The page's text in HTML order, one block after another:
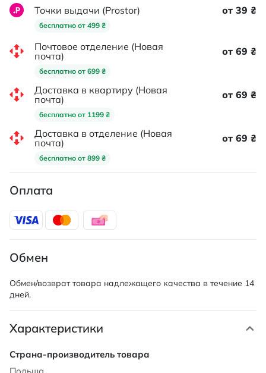
Точки выдачи (Prostor)
бесплатно от 499 ₴
от 39 ₴
Почтовое отделение (Новая
почта)
бесплатно от 699 ₴
от 69 ₴
Доставка в квартиру (Новая
почта)
бесплатно от 1199 ₴
от 69 ₴
Доставка в отделение (Новая
почта)
бесплатно от 899 ₴
от 69 ₴
Оплата
Обмен
Обмен/возврат товара надлежащего качества в течение 14
дней.
Характеристики
Характеристики